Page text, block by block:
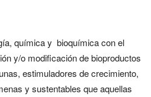
química y bioquímica con el
y/o modificación de bioproductos
estimuladores de crecimiento,
y sustentables que aquellas